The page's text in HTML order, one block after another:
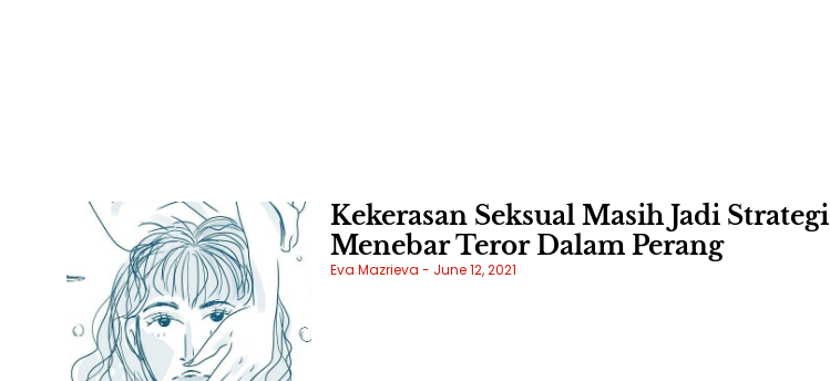
Kekerasan Seksual Masih Jadi Strategi
Menebar Teror Dalam Perang
Eva Mazrieva June 12, 2021